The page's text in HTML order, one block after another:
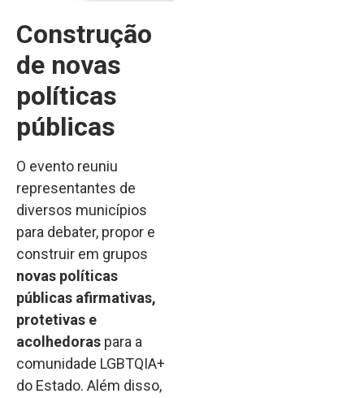
Construção
de novas
políticas
públicas
O evento reuniu
representantes de
diversos municípios
para debater, propor e
construir em grupos
novas políticas
públicas afirmativas,
protetivas e
acolhedoras para a
comunidade LGBTQIA+
do Estado. Além disso,